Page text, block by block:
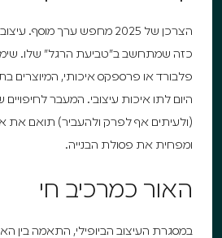
הצרכן של 2025 מחפש ערך מוסף.
כזה שמתחשב ב"טביעת הרגל" שלו.
פלבורד או פרספקס איכותי, המיוצרים
היום לתו איכות עיצובי. המעבר
(ולעיתים אף לפרק ולהעביר) תואם את
ומפחית את פסולת הבנייה.
האור כמרכיב חי
במסגרת העיצוב הביופילי, התאמה בין